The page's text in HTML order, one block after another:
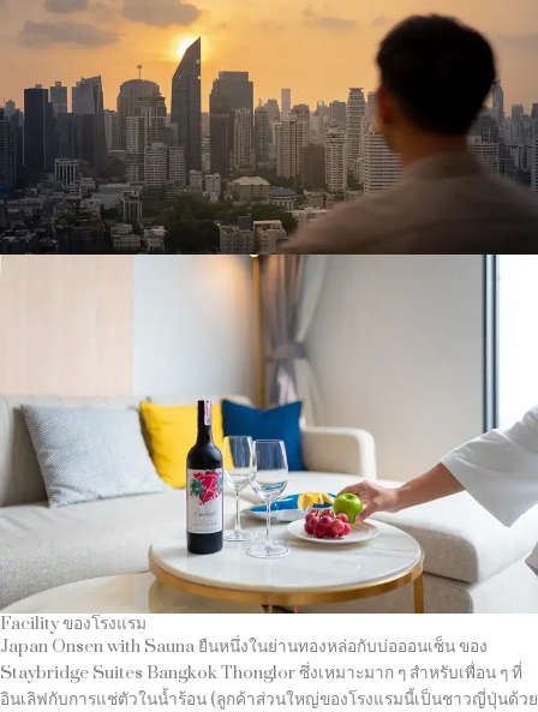
Facility ของโรงแรม
Japan Onsen with Sauna ยืนหนึ่งในย่านทองหล่อกับบ่อออนเซ็น ของ
Staybridge Suites Bangkok Thonglor ซึ่งเหมาะมาก ๆ สำหรับเพื่อน ๆ ที่
อินเลิฟกับการแช่ตัวในน้ำร้อน (ลูกค้าส่วนใหญ่ของโรงแรมนี้เป็นชาวญี่ปุ่นด้วย